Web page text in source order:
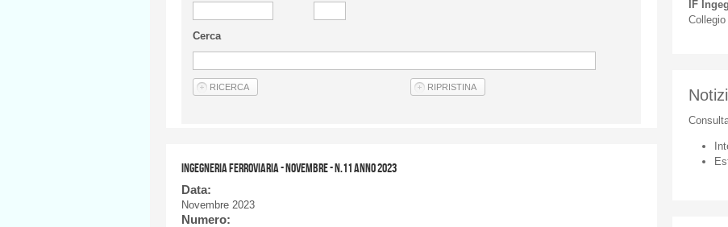
Cerca
Ingegneria Ferroviaria - NOVEMBRE - n.11 anno 2023
Data:
Novembre 2023
Numero:
IF
Collegio